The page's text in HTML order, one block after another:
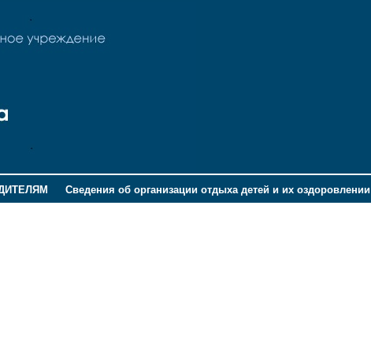
Сведения об организации отдыха детей и их оздоровлении